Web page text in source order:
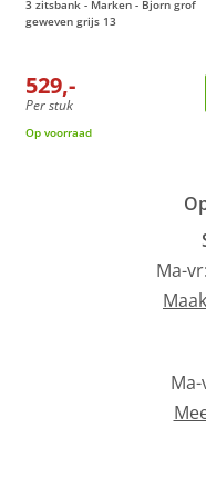
voor mee informatie bij
Dit product valt onder
profiteer je altijd van de
. Voor
showroom
van 1200m²
3 zitsbank - Marken - Bjorn grof
geweven grijs 13
529,-
Per stuk
Op voorraad
Ma-